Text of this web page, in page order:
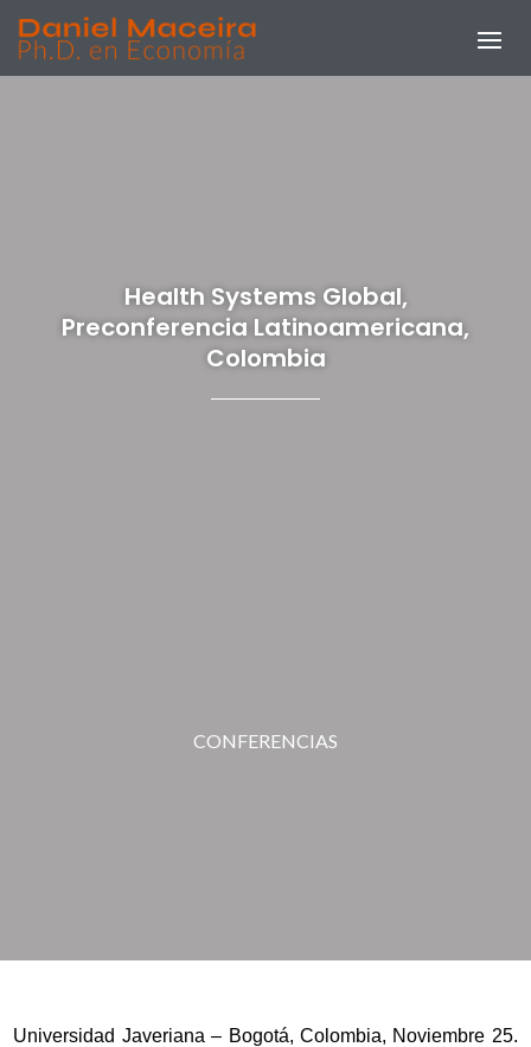
Health Systems Global,
Preconferencia Latinoamericana,
Colombia
CONFERENCIAS
Universidad Javeriana – Bogotá, Colombia, Noviembre 25.